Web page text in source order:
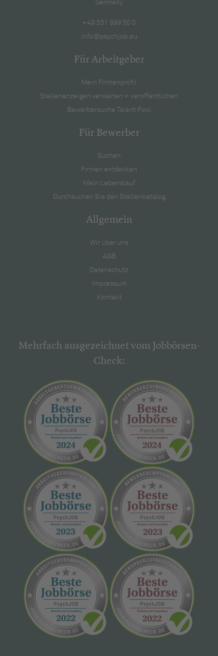
Germany
+49 551 999 50 0
info@psychjob.eu
Für Arbeitgeber
Mein Firmenprofil
Stellenanzeigen verwalten + veröffentlichen
Bewerbersuche Talent Pool
Für Bewerber
Suchen
Firmen entdecken
Mein Lebenslauf
Durchsuchen Sie den Stellenkatalog
Allgemein
Wir über uns
AGB
Datenschutz
Impressum
Kontakt
Mehrfach ausgezeichnet vom Jobbörsen-
Check: